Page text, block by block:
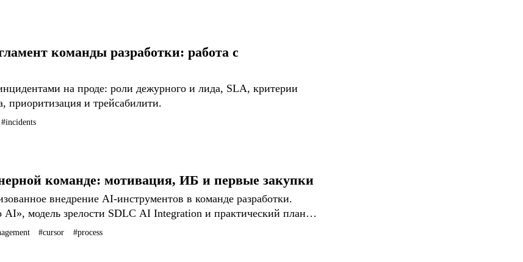
команды разработки: работа с
на проде: роли дежурного и лида, SLA, критерии
приоритизация и трейсабилити.
#incidents
команде: мотивация, ИБ и первые закупки
внедрение AI-инструментов в команде разработки.
AI», модель зрелости SDLC AI Integration и практический план
#cursor #process